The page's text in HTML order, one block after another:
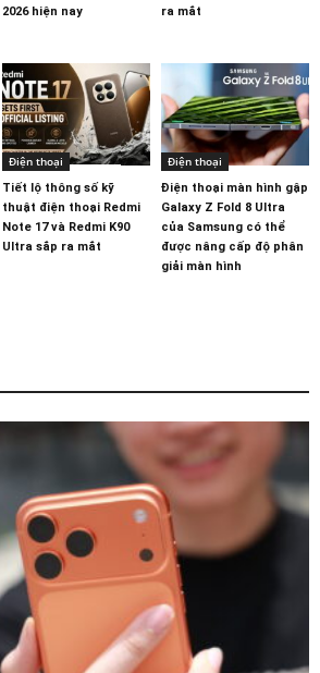
2026 hiện nay
ra mắt
Điện thoại
Tiết lộ thông số kỹ
thuật điện thoại Redmi
Note 17 và Redmi K90
Ultra sắp ra mắt
Điện thoại
Điện thoại màn hình gập
Galaxy Z Fold 8 Ultra
của Samsung có thể
được nâng cấp độ phân
giải màn hình